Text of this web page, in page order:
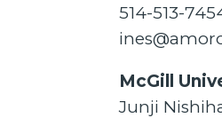
514-513-
McGill
Junji